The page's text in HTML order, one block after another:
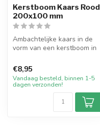
Kerstboom Kaars Rood
200x100 mm
Ambachtelijke kaars in de
vorm van een kerstboom in
heef...
€8,95
Vandaag besteld, binnen 1-5
dagen verzonden!